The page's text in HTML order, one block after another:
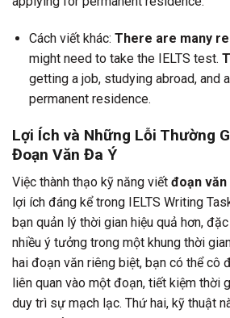
Cách viết khác: There are many
might need to take the IELTS test.
getting a job, studying abroad, and
permanent residence.
Lợi Ích và Những Lỗi Thường
Đoạn Văn Đa Ý
Việc thành thạo kỹ năng viết đoạn văn
lợi ích đáng kể trong IELTS Writing
bạn quản lý thời gian hiệu quả hơn,
nhiều ý tưởng trong một khung thời
hai đoạn văn riêng biệt, bạn có thể cô
liên quan vào một đoạn, tiết kiệm thời
duy trì sự mạch lạc. Thứ hai, kỹ thuật